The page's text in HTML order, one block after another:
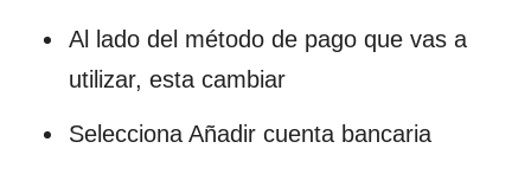
Al lado del método de pago que vas a
utilizar, esta cambiar
Selecciona Añadir cuenta bancaria